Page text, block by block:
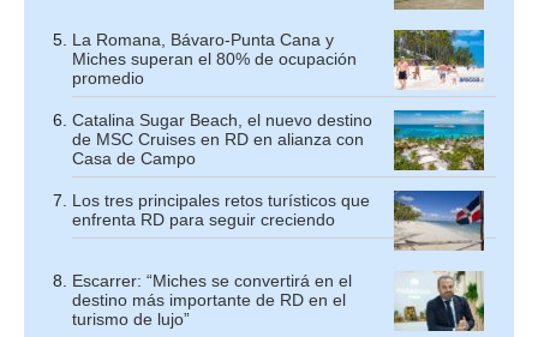
La Romana, Bávaro-Punta Cana y
Miches superan el 80% de ocupación
promedio
Catalina Sugar Beach, el nuevo destino
de MSC Cruises en RD en alianza con
Casa de Campo
Los tres principales retos turísticos que
enfrenta RD para seguir creciendo
Escarrer: “Miches se convertirá en el
destino más importante de RD en el
turismo de lujo”